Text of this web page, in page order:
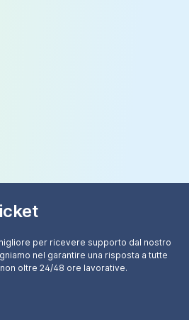
per ricevere supporto dal nostro
nel garantire una risposta a tutte
oltre 24/48 ore lavorative.